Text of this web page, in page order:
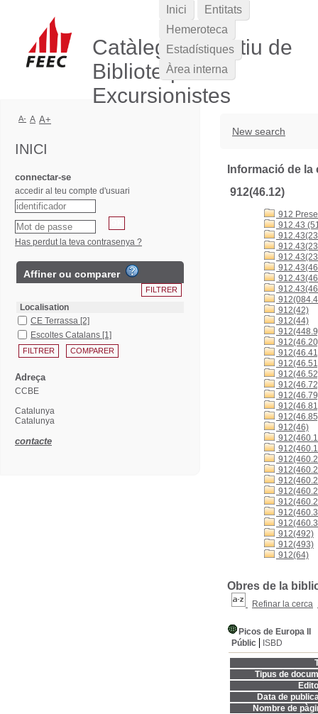
Catàleg Col·lectiu de
Biblioteques
Excursionistes
New search
Informació de
912(46.12)
912
912.43
912(42)
912(44)
912(46)
912(492)
912(493)
912(64)
Obres de la
Refinar la cerca
Picos de Europa II
Públic
ISBD
Tipus de
Data de
Nombre de
Inici
Entitats
Hemeroteca
Estadístiques
Àrea interna
A- A A+
INICI
connectar-se
accedir al teu compte d'usuari
Has perdut la teva contrasenya ?
Affiner ou comparer
Localisation
CE Terrassa [2]
Escoltes Catalans [1]
Adreça
CCBE
Catalunya
Catalunya
contacte